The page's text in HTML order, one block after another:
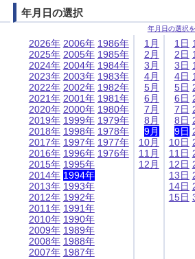
年月日の選択
年月日の選択
2026年
2025年
2024年
2023年
2022年
2021年
2020年
2019年
2018年
2017年
2016年
2015年
2014年
2013年
2012年
2011年
2010年
2009年
2008年
2007年
2006年
2005年
2004年
2003年
2002年
2001年
2000年
1999年
1998年
1997年
1996年
1995年
1994年
1993年
1992年
1991年
1990年
1989年
1988年
1987年
1986年
1985年
1984年
1983年
1982年
1981年
1980年
1979年
1978年
1977年
1976年
1月
2月
3月
4月
5月
6月
7月
8月
9月
10月
11月
12月
1日
2日
3日
4日
5日
6日
7日
8日
9日
10日
11日
12日
13日
14日
15日